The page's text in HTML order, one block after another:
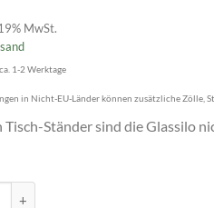
MwSt.
1-2 Werktage
in Nicht-EU-Länder können zusätzliche Zölle,
Tisch-Ständer sind die Glassilo